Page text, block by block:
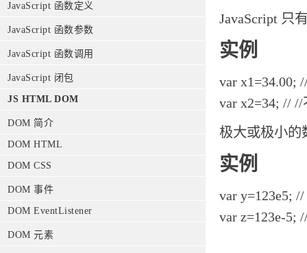
JavaScript 函数定义
JavaScript 函数参数
JavaScript 函数调用
JavaScript 闭包
JS HTML DOM
DOM 简介
DOM HTML
DOM CSS
DOM 事件
DOM EventListener
DOM 元素
JavaScript 只
实例
var x1=34.00;
var x2=34; //
极大或极小的
实例
var y=123e5; //
var z=123e-5;